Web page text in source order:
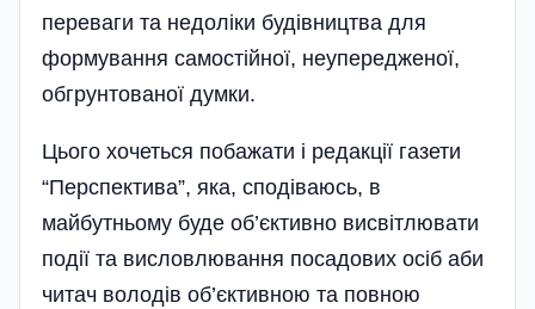
переваги та недоліки будівництва для
формування самостійної, неупередженої,
обгрунтованої думки.
Цього хочеться побажати і редакції газети
“Перспектива”, яка, сподіваюсь, в
майбутньому буде об’єкти­вно висвітлювати
події та висловлювання посадових осіб аби
читач володів об’єктивною та повною